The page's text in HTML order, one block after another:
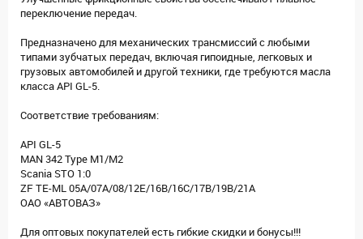
переключение передач.
Предназначено для механических трансмиссий с любыми
типами зубчатых передач, включая гипоидные, легковых и
грузовых автомобилей и другой техники, где требуются масла
класса API GL-5.
Соответствие требованиям:
API GL-5
MAN 342 Type М1/M2
Scania STO 1:0
ZF TE-ML 05A/07А/08/12E/16B/16C/17B/19B/21A
ОАО «АВТОВАЗ»
Для оптовых покупателей есть гибкие скидки и бонусы!!!